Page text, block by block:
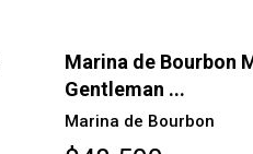
Marina de Bourbon
Gentleman ...
Marina de Bourbon